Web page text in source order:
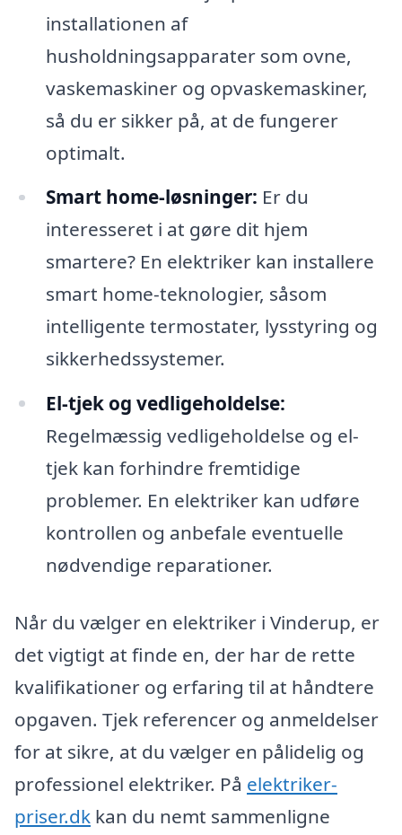
installationen af
husholdningsapparater som ovne,
vaskemaskiner og opvaskemaskiner,
så du er sikker på, at de fungerer
optimalt.
Smart home-løsninger: Er du
interesseret i at gøre dit hjem
smartere? En elektriker kan installere
smart home-teknologier, såsom
intelligente termostater, lysstyring og
sikkerhedssystemer.
El-tjek og vedligeholdelse:
Regelmæssig vedligeholdelse og el-
tjek kan forhindre fremtidige
problemer. En elektriker kan udføre
kontrollen og anbefale eventuelle
nødvendige reparationer.
Når du vælger en elektriker i Vinderup, er
det vigtigt at finde en, der har de rette
kvalifikationer og erfaring til at håndtere
opgaven. Tjek referencer og anmeldelser
for at sikre, at du vælger en pålidelig og
professionel elektriker. På elektriker-
priser.dk kan du nemt sammenligne